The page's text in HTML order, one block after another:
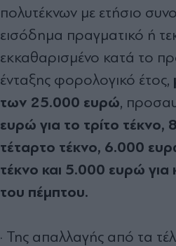
πολυτέκνων με ετήσιο
εισόδημα πραγματικό ή
εκκαθαρισμένο κατά το
ένταξης φορολογικό έτος,
των 25.000 ευρώ,
ευρώ για το τρίτο τέκνο,
τέταρτο τέκνο, 6.000
τέκνο και 5.000 ευρώ για
του πέμπτου.
· Της απαλλαγής από τα